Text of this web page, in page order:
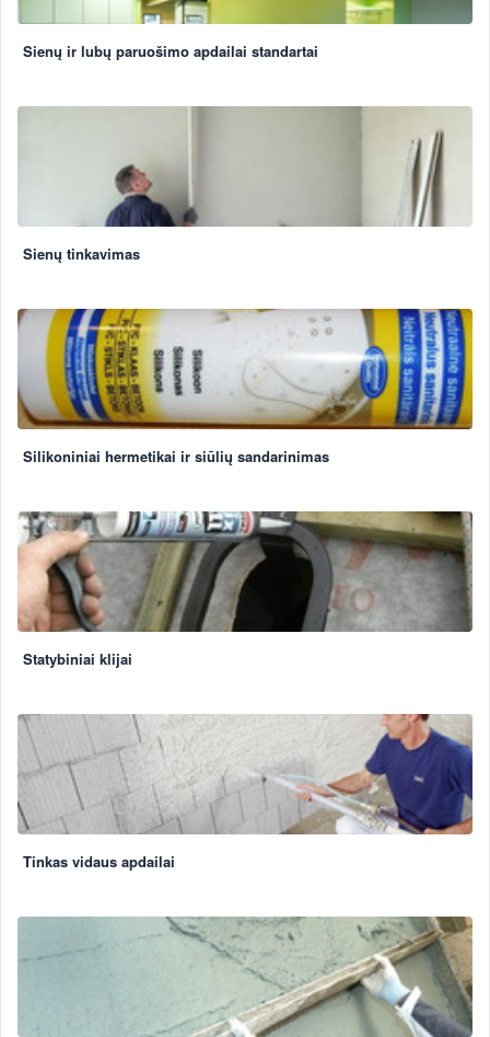
Sienų ir lubų paruošimo apdailai standartai
Sienų tinkavimas
Silikoniniai hermetikai ir siūlių sandarinimas
Statybiniai klijai
Tinkas vidaus apdailai